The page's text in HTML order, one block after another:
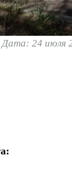
Дата: 24 июля